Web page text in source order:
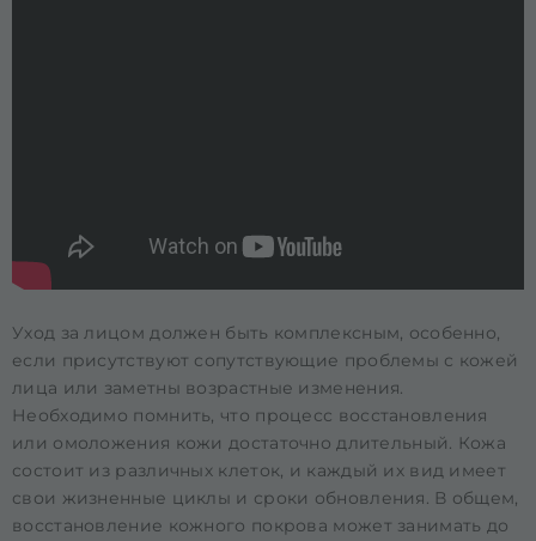
Уход за лицом должен быть комплексным, особенно,
если присутствуют сопутствующие проблемы с кожей
лица или заметны возрастные изменения.
Необходимо помнить, что процесс восстановления
или омоложения кожи достаточно длительный. Кожа
состоит из различных клеток, и каждый их вид имеет
свои жизненные циклы и сроки обновления. В общем,
восстановление кожного покрова может занимать до